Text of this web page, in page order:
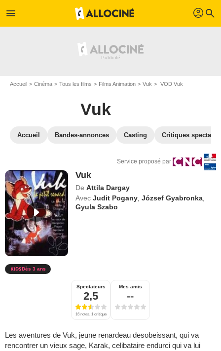
menu profil search
Accueil Cinéma Tous les films Films Animation Vuk VOD Vuk
Vuk
Accueil Bandes-annonces Casting Critiques
Service proposé par
Vuk
De Attila Dargay
Avec Judit Pogany ,József Gyabronka
Gyula Szabo
Dès 3 ans
Spectateurs
2,5
16 notes, 1 critique
Mes amis
--
Les aventures de Vuk, jeune renardeau desobeissant, qui va
rencontrer un vieux sage, Karak, celibataire endurci qui va lui